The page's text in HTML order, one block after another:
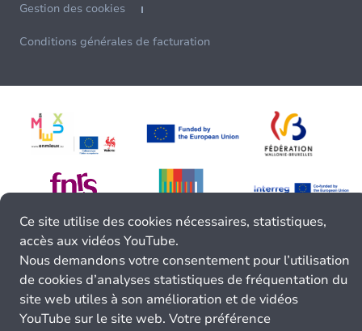
Gestion des cookies
Conditions générales de facturation
Ce site utilise des cookies nécessaires, statistiques,
accès aux vidéos YouTube.
Nous demandons votre consentement pour l’utilisation
de cookies d’analyses statistiques de fréquentation du
site web utiles à son amélioration et de vidéos
YouTube sur le site web. Votre préférence